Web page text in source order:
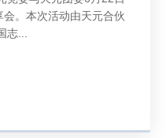
会。本次活动由天元合伙
...